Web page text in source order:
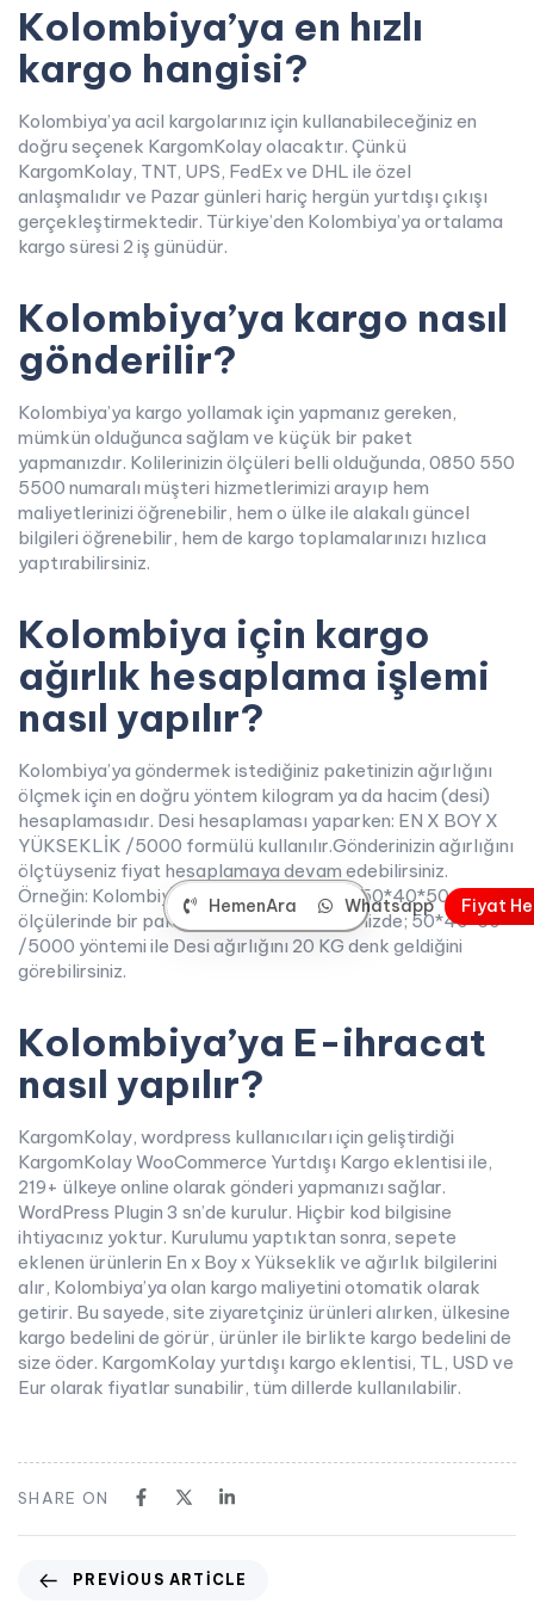
HemenAra Whatsapp Fiyat He
Kolombiya’ya en hızlı
kargo hangisi?
Kolombiya’ya acil kargolarınız için kullanabileceğiniz en
doğru seçenek KargomKolay olacaktır. Çünkü
KargomKolay, TNT, UPS, FedEx ve DHL ile özel
anlaşmalıdır ve Pazar günleri hariç hergün yurtdışı çıkışı
gerçekleştirmektedir. Türkiye’den Kolombiya’ya ortalama
kargo süresi 2 iş günüdür.
Kolombiya’ya kargo nasıl
gönderilir?
Kolombiya’ya kargo yollamak için yapmanız gereken,
mümkün olduğunca sağlam ve küçük bir paket
yapmanızdır. Kolilerinizin ölçüleri belli olduğunda, 0850 550
5500 numaralı müşteri hizmetlerimizi arayıp hem
maliyetlerinizi öğrenebilir, hem o ülke ile alakalı güncel
bilgileri öğrenebilir, hem de kargo toplamalarınızı hızlıca
yaptırabilirsiniz.
Kolombiya için kargo
ağırlık hesaplama işlemi
nasıl yapılır?
Kolombiya’ya göndermek istediğiniz paketinizin ağırlığını
ölçmek için en doğru yöntem kilogram ya da hacim (desi)
hesaplamasıdır. Desi hesaplaması yaparken: EN X BOY X
YÜKSEKLİK /5000 formülü kullanılır.Gönderinizin ağırlığını
ölçtüyseniz fiyat hesaplamaya devam edebilirsiniz.
Örneğin: Kolombiya’ya 20 KG ağırlığında 50*40*50
ölçülerinde bir paket göndermek istediğinizde; 50*40*50
/5000 yöntemi ile Desi ağırlığını 20 KG denk geldiğini
görebilirsiniz.
Kolombiya’ya E-ihracat
nasıl yapılır?
KargomKolay, wordpress kullanıcıları için geliştirdiği
KargomKolay WooCommerce Yurtdışı Kargo eklentisi ile,
219+ ülkeye online olarak gönderi yapmanızı sağlar.
WordPress Plugin 3 sn’de kurulur. Hiçbir kod bilgisine
ihtiyacınız yoktur. Kurulumu yaptıktan sonra, sepete
eklenen ürünlerin En x Boy x Yükseklik ve ağırlık bilgilerini
alır, Kolombiya’ya olan kargo maliyetini otomatik olarak
getirir. Bu sayede, site ziyaretçiniz ürünleri alırken, ülkesine
kargo bedelini de görür, ürünler ile birlikte kargo bedelini de
size öder. KargomKolay yurtdışı kargo eklentisi, TL, USD ve
Eur olarak fiyatlar sunabilir, tüm dillerde kullanılabilir.
SHARE ON
PREVIOUS ARTICLE